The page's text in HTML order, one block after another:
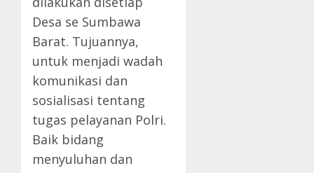
Desa se Sumbawa
Barat. Tujuannya,
untuk menjadi wadah
komunikasi dan
sosialisasi tentang
tugas pelayanan Polri.
Baik bidang
menyuluhan dan